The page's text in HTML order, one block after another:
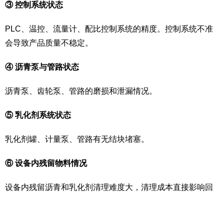
③ 控制系统状态
PLC、温控、流量计、配比控制系统的精度。控制系统不准
会导致产品质量不稳定。
④ 沥青泵与管路状态
沥青泵、齿轮泵、管路的磨损和泄漏情况。
⑤ 乳化剂系统状态
乳化剂罐、计量泵、管路有无结块堵塞。
⑥ 设备内残留物料情况
设备内残留沥青和乳化剂清理难度大，清理成本直接影响回